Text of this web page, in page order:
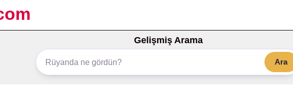
Gelişmiş Arama
Ara